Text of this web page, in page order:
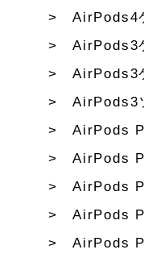
AirPods4
AirPods3
AirPods3
AirPods3
AirPods
AirPods
AirPods
AirPods
AirPods